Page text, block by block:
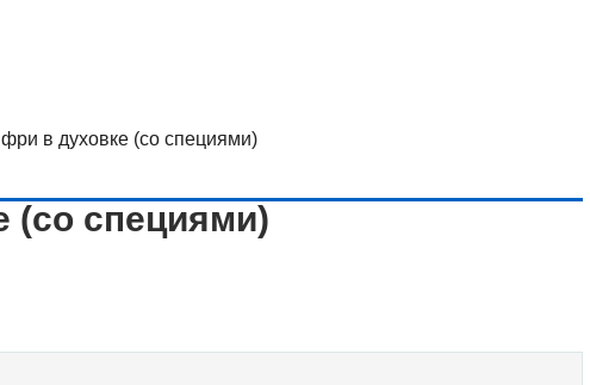
в духовке (со специями)
(со специями)